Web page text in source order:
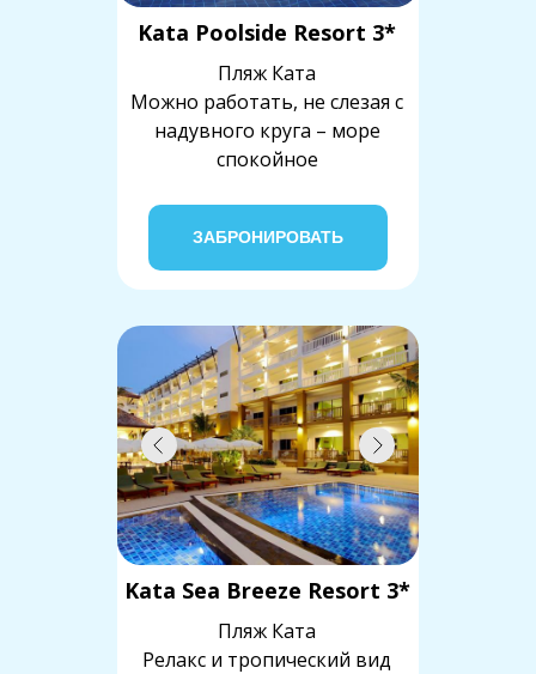
Kata Sea Breeze Resort 3*
Kata Poolside Resort 3*
Пляж Ката
Можно работать, не слезая с
надувного круга – море
спокойное
Пляж Ката
Релакс и тропический вид
ЗАБРОНИРОВАТЬ